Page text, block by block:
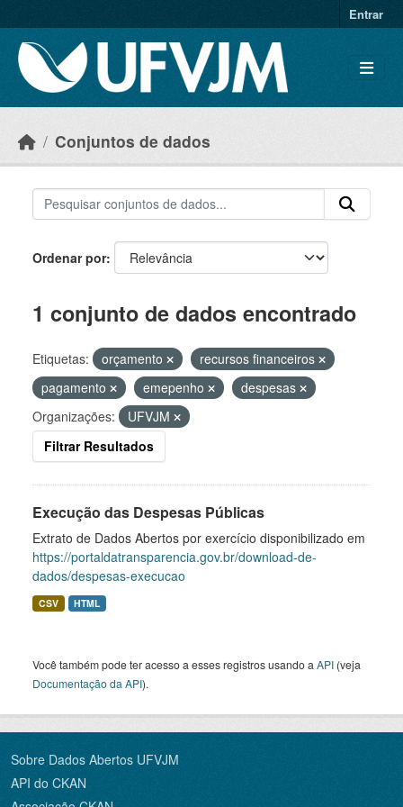
Entrar
Conjuntos de dados
Ordenar por
1 conjunto de dados encontrado
Etiquetas: orçamento
recursos financeiros
pagamento
emepenho
despesas
Organizações:
UFVJM
Filtrar Resultados
Execução das Despesas Públicas
Extrato de Dados Abertos por exercício disponibilizado em
https://portaldatransparencia.gov.br/download-de-
dados/despesas-execucao
CSV HTML
Você também pode ter acesso a esses registros usando a API (veja
Documentação da API).
Sobre Dados Abertos UFVJM
API do CKAN